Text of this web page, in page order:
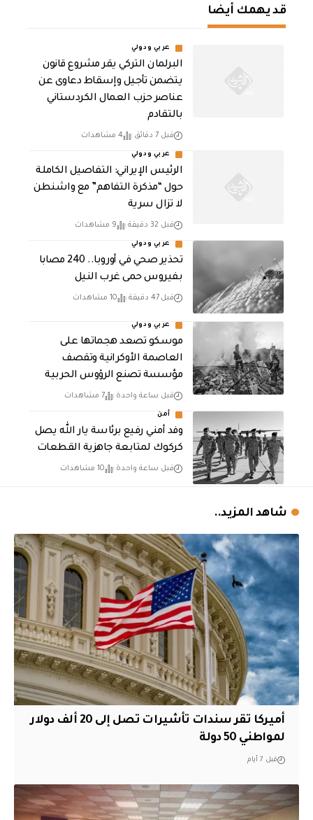
قد يهمك أيضا
عربي ودولي
البرلمان التركي يقر مشروع قانون
يتضمن تأجيل وإسقاط دعاوى عن
عناصر حزب العمال الكردستاني
بالتقادم
قبل 7 دقائق 4 مشاهدات
عربي ودولي
الرئيس الإيراني: التفاصيل الكاملة
حول “مذكرة التفاهم” مع واشنطن
لا تزال سرية
قبل 32 دقيقة 9 مشاهدات
عربي ودولي
تحذير صحي في أوروبا.. 240 مصابا
بفيروس حمى غرب النيل
قبل 47 دقيقة 10 مشاهدات
عربي ودولي
موسكو تصعد هجماتها على
العاصمة الأوكرانية وتقصف
مؤسسة تصنع الرؤوس الحربية
قبل ساعة واحدة 7 مشاهدات
أمن
وفد أمني رفيع برئاسة يار الله يصل
كركوك لمتابعة جاهزية القطعات
قبل ساعة واحدة 10 مشاهدات
شاهد المزيد..
أميركا تقر سندات تأشيرات تصل إلى 20 ألف دولار
لمواطني 50 دولة
قبل 7 أيام